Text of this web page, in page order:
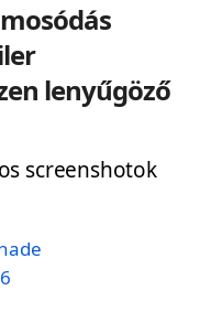
lenyűgöző
screenshotok